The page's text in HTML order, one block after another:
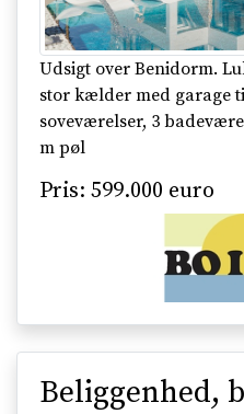
Udsigt over Benidorm.
stor kælder med garage
soveværelser, 3
m pøl
Pris: 599.000 euro
Beliggenhed,